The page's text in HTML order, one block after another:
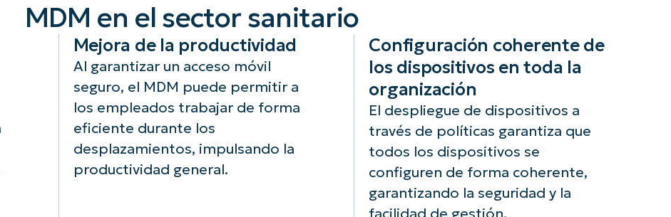
MDM en el sector sanitario
Mejora de la productividad
Al garantizar un acceso móvil
seguro, el MDM puede permitir a
los empleados trabajar de forma
eficiente durante los
desplazamientos, impulsando la
productividad general.
Configuración coherente de
los dispositivos en toda la
organización
El despliegue de dispositivos a
través de políticas garantiza que
todos los dispositivos se
configuren de forma coherente,
garantizando la seguridad y la